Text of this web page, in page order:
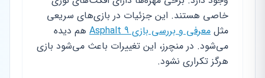
خاصی هستند. این جزئیات در بازی‌های سریعی
مثل معرفی و بررسی بازی Asphalt 9
هم دیده
می‌شود. در منچرز، این تغییرات باعث می‌شود بازی
هرگز تکراری نشود.